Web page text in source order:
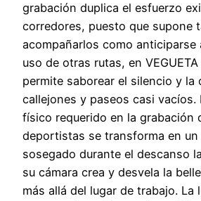
grabación duplica el esfuerzo
corredores, puesto que supone
acompañarlos como anticiparse
uso de otras rutas, en
permite saborear el silencio y la
callejones y paseos casi vacíos.
físico requerido en la grabación
deportistas se transforma en un
sosegado durante el descanso
su cámara crea y desvela la
más allá del lugar de trabajo. La